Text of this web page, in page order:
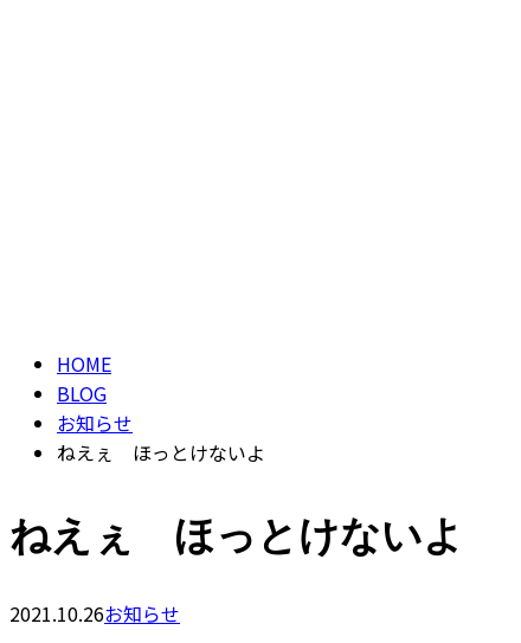
HOME
BLOG
お知らせ
ねえぇ ほっとけないよ
ねえぇ ほっとけないよ
2021.10.26お知らせ